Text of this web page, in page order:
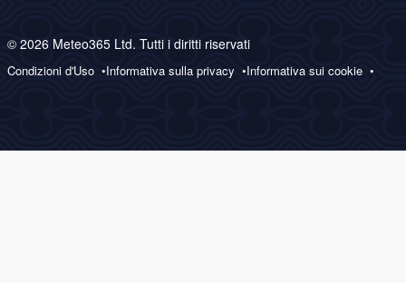
© 2026 Meteo365 Ltd. Tutti i diritti riservati
Condizioni d'Uso Informativa sulla privacy Informativa sui cookie